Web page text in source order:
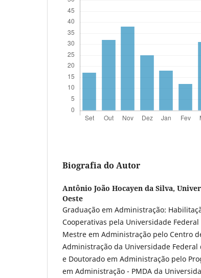
Biografia do Autor
Antônio João Hocayen da Silva,
Oeste
Graduação em Administração:
Cooperativas pela Universidade Federal
Mestre em Administração pelo Centro
Administração da Universidade Federal
e Doutorado em Administração pelo
em Administração - PMDA da